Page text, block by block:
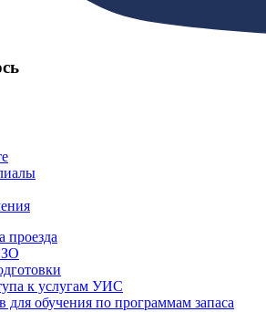
проезда
к услугам УИС
для обучения по программам запаса